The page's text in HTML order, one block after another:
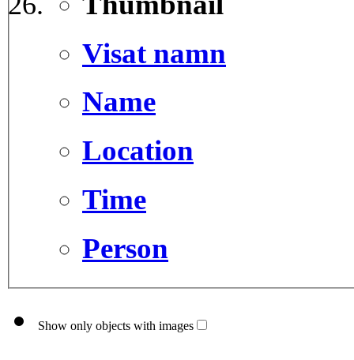
Visat namn
Name
Location
Time
Person
Show only objects with images